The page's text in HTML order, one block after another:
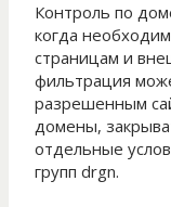
Контроль по
когда
страницам и
фильтрация
разрешенным
домены,
отдельные
групп drgn.